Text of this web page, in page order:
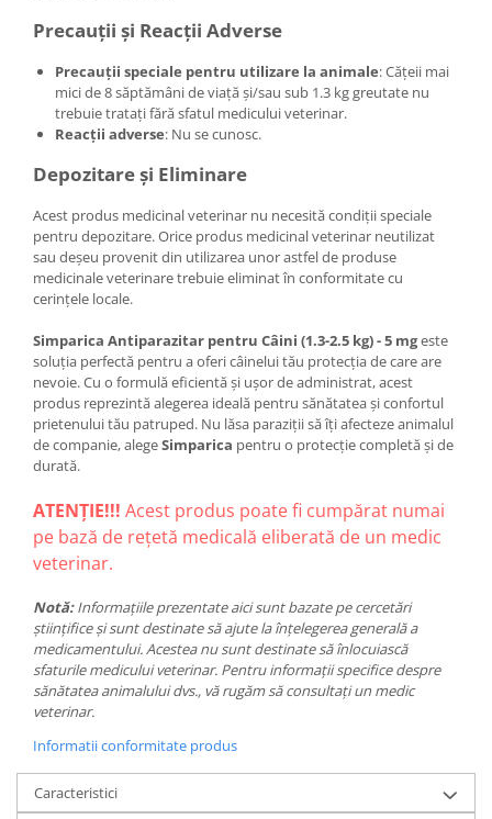
Precauții și Reacții Adverse
Precauții speciale pentru utilizare la animale: Cățeii mai
mici de 8 săptămâni de viață și/sau sub 1.3 kg greutate nu
trebuie tratați fără sfatul medicului veterinar.
Reacții adverse: Nu se cunosc.
Depozitare și Eliminare
Acest produs medicinal veterinar nu necesită condiții speciale
pentru depozitare. Orice produs medicinal veterinar neutilizat
sau deșeu provenit din utilizarea unor astfel de produse
medicinale veterinare trebuie eliminat în conformitate cu
cerințele locale.
Simparica Antiparazitar pentru Câini (1.3-2.5 kg) - 5 mgeste
soluția perfectă pentru a oferi câinelui tău protecția de care are
nevoie. Cu o formulă eficientă și ușor de administrat, acest
produs reprezintă alegerea ideală pentru sănătatea și confortul
prietenului tău patruped. Nu lăsa paraziții să îți afecteze animalul
de companie, alegeSimparica pentru o protecție completă și de
durată.
ATENȚIE!!! Acest produs poate fi cumpărat numai
pe bază de rețetă medicală eliberată de un medic
veterinar.
Notă:Informațiile prezentate aici sunt bazate pe cercetări
științifice și sunt destinate să ajute la înțelegerea generală a
medicamentului. Acestea nu sunt destinate să înlocuiască
sfaturile medicului veterinar. Pentru informații specifice despre
sănătatea animalului dvs., vă rugăm să consultați un medic
veterinar.
Informatii conformitate produs
Caracteristici